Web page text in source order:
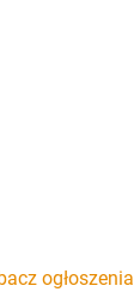
ogłoszenia